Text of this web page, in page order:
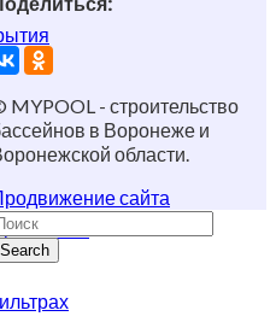
MYPOOL - строительство
в Воронеже и
области.
сайта
Search